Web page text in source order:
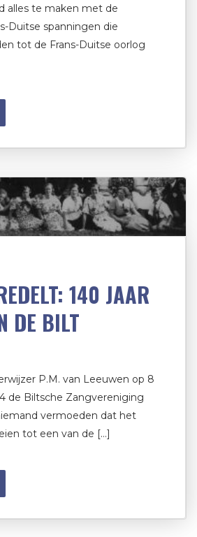
alles te maken met de
Duitse spanningen die
tot de Frans-Duitse oorlog
140 JAAR
DE BILT
P.M. van Leeuwen op 8
de Biltsche Zangvereniging
vermoeden dat het
tot een van de […]